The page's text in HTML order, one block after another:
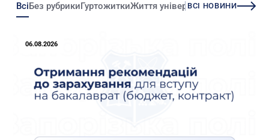
ВсіБез рубрикиГуртожиткиЖиття університетуЗміни
ВСІ НОВИНИ
06.08.2026